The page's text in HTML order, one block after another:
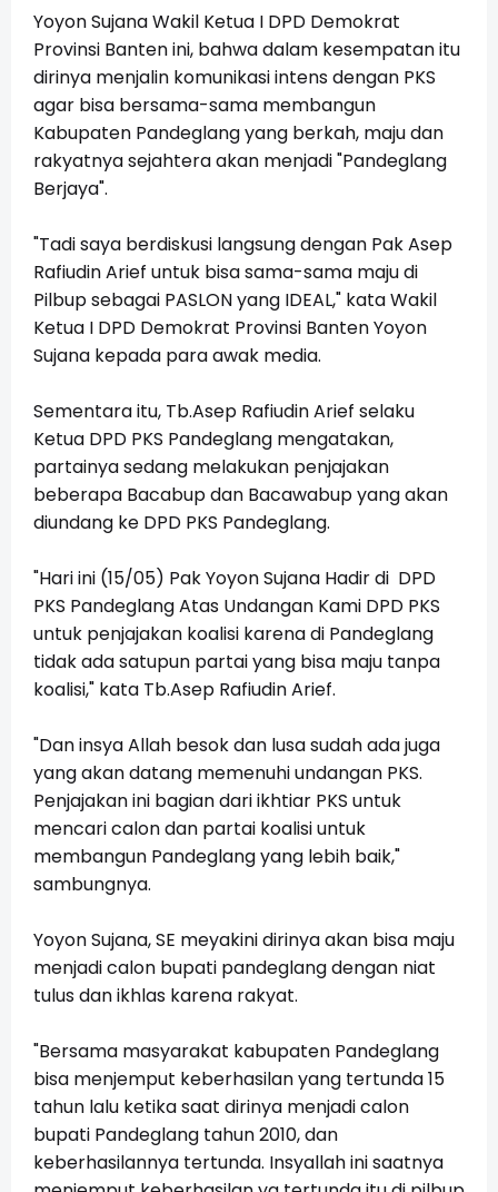
Yoyon Sujana Wakil Ketua I DPD Demokrat
Provinsi Banten ini, bahwa dalam kesempatan itu
dirinya menjalin komunikasi intens dengan PKS
agar bisa bersama-sama membangun
Kabupaten Pandeglang yang berkah, maju dan
rakyatnya sejahtera akan menjadi "Pandeglang
Berjaya".
"Tadi saya berdiskusi langsung dengan Pak Asep
Rafiudin Arief untuk bisa sama-sama maju di
Pilbup sebagai PASLON yang IDEAL," kata Wakil
Ketua I DPD Demokrat Provinsi Banten Yoyon
Sujana kepada para awak media.
Sementara itu, Tb.Asep Rafiudin Arief selaku
Ketua DPD PKS Pandeglang mengatakan,
partainya sedang melakukan penjajakan
beberapa Bacabup dan Bacawabup yang akan
diundang ke DPD PKS Pandeglang.
"Hari ini (15/05) Pak Yoyon Sujana Hadir di DPD
PKS Pandeglang Atas Undangan Kami DPD PKS
untuk penjajakan koalisi karena di Pandeglang
tidak ada satupun partai yang bisa maju tanpa
koalisi," kata Tb.Asep Rafiudin Arief.
"Dan insya Allah besok dan lusa sudah ada juga
yang akan datang memenuhi undangan PKS.
Penjajakan ini bagian dari ikhtiar PKS untuk
mencari calon dan partai koalisi untuk
membangun Pandeglang yang lebih baik,"
sambungnya.
Yoyon Sujana, SE meyakini dirinya akan bisa maju
menjadi calon bupati pandeglang dengan niat
tulus dan ikhlas karena rakyat.
"Bersama masyarakat kabupaten Pandeglang
bisa menjemput keberhasilan yang tertunda 15
tahun lalu ketika saat dirinya menjadi calon
bupati Pandeglang tahun 2010, dan
keberhasilannya tertunda. Insyallah ini saatnya